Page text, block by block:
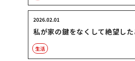
私が家の鍵をなくして絶望した
2026.02.01
生活